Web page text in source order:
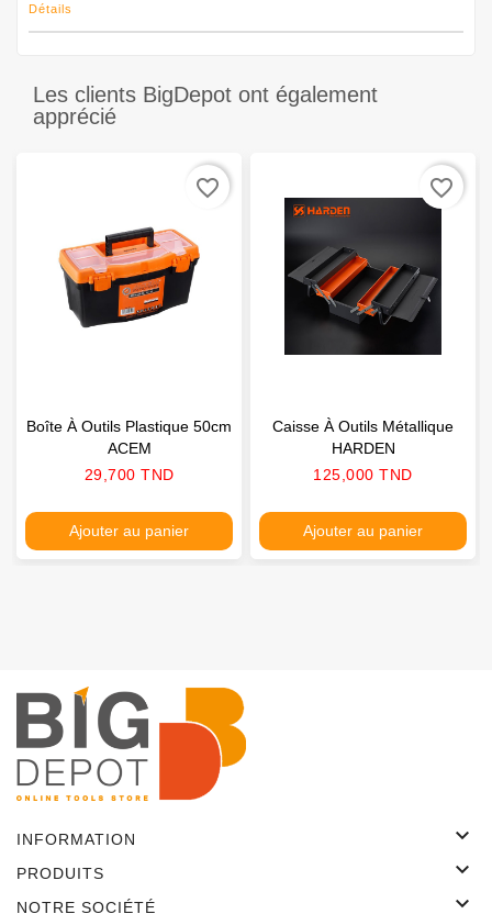
Détails
Les clients BigDepot ont également
apprécié
Boîte À Outils Plastique 50cm
ACEM
Prix
29,700 TND
Ajouter au panier
favorite_border
Caisse À Outils Métallique
HARDEN
Prix
125,000 TND
Ajouter au panier
favorite_border
INFORMATION 
PRODUITS 
NOTRE SOCIÉTÉ 